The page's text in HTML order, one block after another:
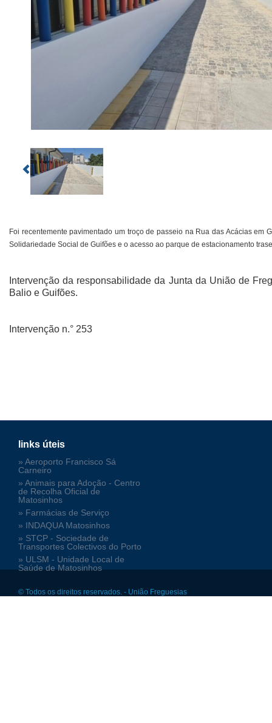
Foi recentemente pavimentado um troço de passeio na Rua das Acácias em
Solidariedade Social de Guifões e o acesso ao parque de estacionamento
Intervenção da responsabilidade da Junta da União de
Balio e Guifões.
Intervenção n.° 253
links úteis
» Aeroporto Francisco Sá
Carneiro
» Animais para Adoção - Centro
de Recolha Oficial de
Matosinhos
» Farmácias de Serviço
» INDAQUA Matosinhos
» STCP - Sociedade de
Transportes Colectivos do Porto
» ULSM - Unidade Local de
Saúde de Matosinhos
© Todos os direitos reservados. - União Freguesias